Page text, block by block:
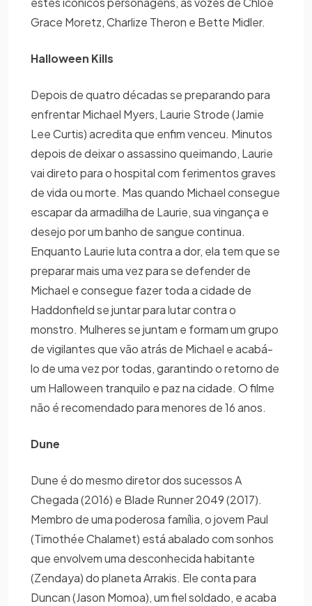
Grace Moretz, Charlize Theron e Bette Midler.
Halloween Kills
Depois de quatro décadas se preparando para
enfrentar Michael Myers, Laurie Strode (Jamie
Lee Curtis) acredita que enfim venceu. Minutos
depois de deixar o assassino queimando, Laurie
vai direto para o hospital com ferimentos graves
de vida ou morte. Mas quando Michael consegue
escapar da armadilha de Laurie, sua vingança e
desejo por um banho de sangue continua.
Enquanto Laurie luta contra a dor, ela tem que se
preparar mais uma vez para se defender de
Michael e consegue fazer toda a cidade de
Haddonfield se juntar para lutar contra o
monstro. Mulheres se juntam e formam um grupo
de vigilantes que vão atrás de Michael e acabá-
lo de uma vez por todas, garantindo o retorno de
um Halloween tranquilo e paz na cidade. O filme
não é recomendado para menores de 16 anos.
Dune
Dune é do mesmo diretor dos sucessos A
Chegada (2016) e Blade Runner 2049 (2017).
Membro de uma poderosa família, o jovem Paul
(Timothée Chalamet) está abalado com sonhos
que envolvem uma desconhecida habitante
(Zendaya) do planeta Arrakis. Ele conta para
Duncan (Jason Momoa), um fiel soldado, e acaba